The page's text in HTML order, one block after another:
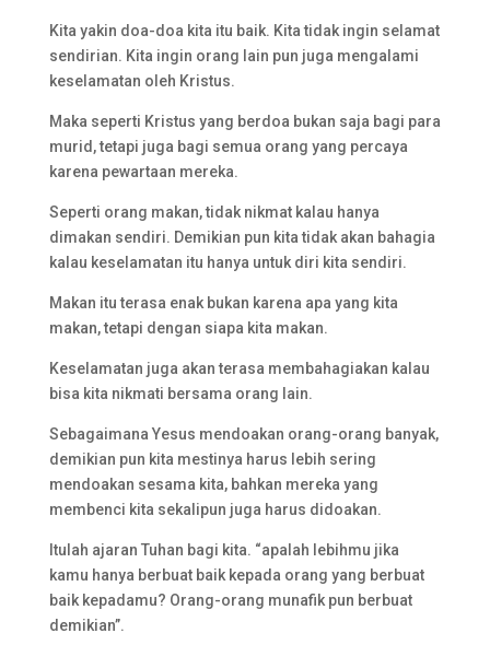
Kita yakin doa-doa kita itu baik. Kita tidak ingin selamat
sendirian. Kita ingin orang lain pun juga mengalami
keselamatan oleh Kristus.
Maka seperti Kristus yang berdoa bukan saja bagi para
murid, tetapi juga bagi semua orang yang percaya
karena pewartaan mereka.
Seperti orang makan, tidak nikmat kalau hanya
dimakan sendiri. Demikian pun kita tidak akan bahagia
kalau keselamatan itu hanya untuk diri kita sendiri.
Makan itu terasa enak bukan karena apa yang kita
makan, tetapi dengan siapa kita makan.
Keselamatan juga akan terasa membahagiakan kalau
bisa kita nikmati bersama orang lain.
Sebagaimana Yesus mendoakan orang-orang banyak,
demikian pun kita mestinya harus lebih sering
mendoakan sesama kita, bahkan mereka yang
membenci kita sekalipun juga harus didoakan.
Itulah ajaran Tuhan bagi kita. “apalah lebihmu jika
kamu hanya berbuat baik kepada orang yang berbuat
baik kepadamu? Orang-orang munafik pun berbuat
demikian”.